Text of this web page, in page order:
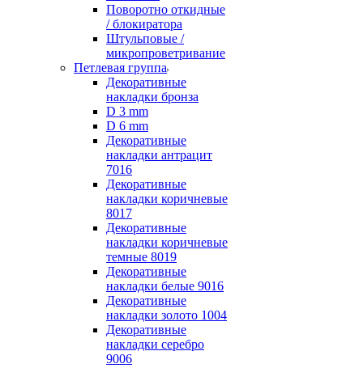
Поворотно откидные
/ блокиратора
Штульповые /
микропроветривание
Петлевая группа
Декоративные
накладки бронза
D 3 mm
D 6 mm
Декоративные
накладки антрацит
7016
Декоративные
накладки коричневые
8017
Декоративные
накладки коричневые
темные 8019
Декоративные
накладки белые 9016
Декоративные
накладки золото 1004
Декоративные
накладки серебро
9006